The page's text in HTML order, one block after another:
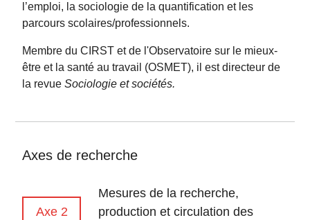
l’emploi, la sociologie de la quantification et les
parcours scolaires/professionnels.
Membre du CIRST et de l'Observatoire sur le mieux-
être et la santé au travail (OSMET), il est directeur de
la revueSociologie et sociétés.
Axes de recherche
Axe 2
Mesures de la recherche,
production et circulation des